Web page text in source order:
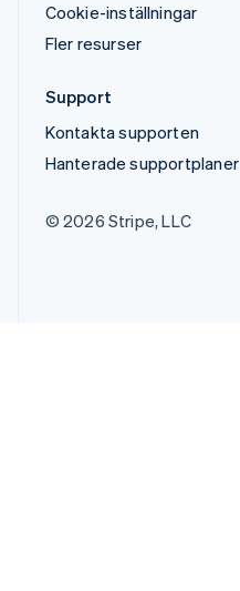
Cookie-inställningar
Fler resurser
Support
Kontakta supporten
Hanterade supportplaner
© 2026 Stripe, LLC